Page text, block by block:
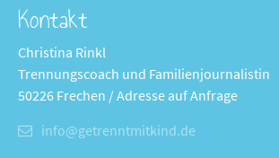
Kontakt
Christina Rinkl
Trennungscoach und Familienjournalistin
50226 Frechen / Adresse auf Anfrage
info@getrenntmitkind.de